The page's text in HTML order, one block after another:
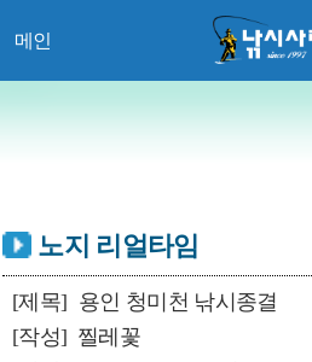
메인
노지 리얼타임
[제목] 용인 청미천 낚시종결
[작성] 찔레꽃